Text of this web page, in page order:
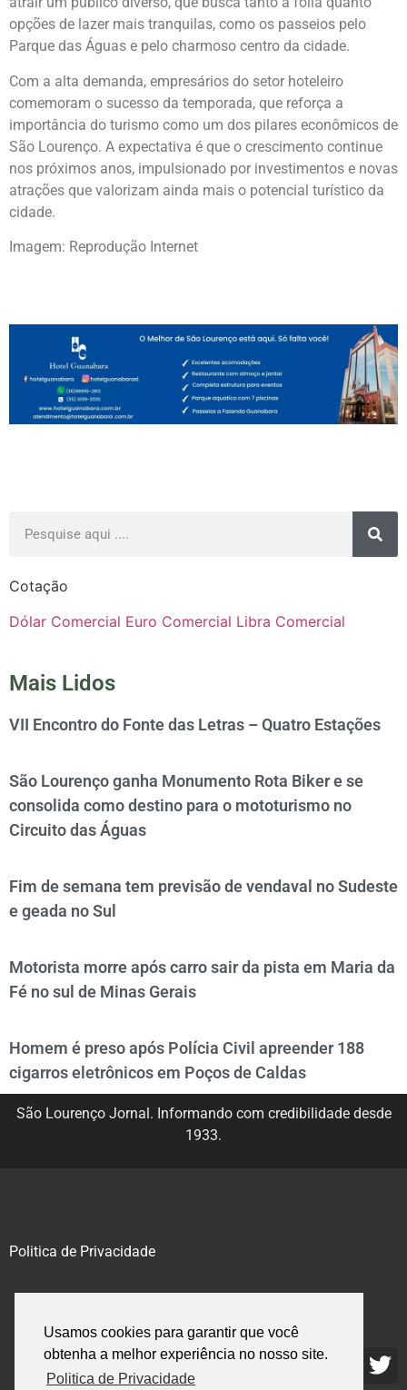
Usamos cookies para garantir que você
obtenha a melhor experiência no nosso site.
Politica de Privacidade
opções de lazer mais tranquilas, como os passeios pelo
Parque das Águas e pelo charmoso centro da cidade.
Com a alta demanda, empresários do setor hoteleiro
comemoram o sucesso da temporada, que reforça a
importância do turismo como um dos pilares econômicos de
São Lourenço. A expectativa é que o crescimento continue
nos próximos anos, impulsionado por investimentos e novas
atrações que valorizam ainda mais o potencial turístico da
cidade.
Imagem: Reprodução Internet
Cotação
Dólar Comercial Euro Comercial Libra Comercial
Mais Lidos
VII Encontro do Fonte das Letras – Quatro Estações
São Lourenço ganha Monumento Rota Biker e se
consolida como destino para o mototurismo no
Circuito das Águas
Fim de semana tem previsão de vendaval no Sudeste
e geada no Sul
Motorista morre após carro sair da pista em Maria da
Fé no sul de Minas Gerais
Homem é preso após Polícia Civil apreender 188
cigarros eletrônicos em Poços de Caldas
São Lourenço Jornal. Informando com credibilidade desde
1933.
Politica de Privacidade